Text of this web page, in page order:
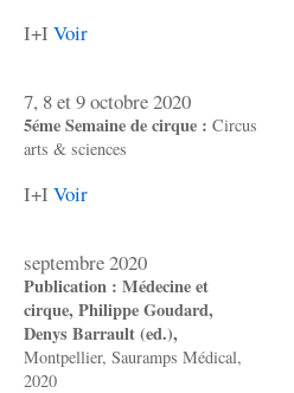
I+I Voir
7, 8 et 9 octobre 2020
5éme Semaine de cirque : Circus
arts & sciences
I+I Voir
septembre 2020
Publication : Médecine et
cirque, Philippe Goudard,
Denys Barrault (ed.),
Montpellier, Sauramps Médical,
2020